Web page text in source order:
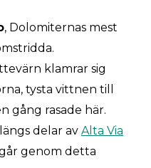
, Dolomiternas mest
klamrar sig
tysta vittnen till
gång rasade här.
delar av Alta Via
genom detta